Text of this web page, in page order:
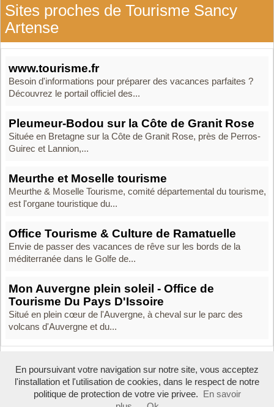
Sites proches de Tourisme Sancy
Artense
www.tourisme.fr
Besoin d'informations pour préparer des vacances parfaites ?
Découvrez le portail officiel des...
Pleumeur-Bodou sur la Côte de Granit Rose
Située en Bretagne sur la Côte de Granit Rose, près de Perros-
Guirec et Lannion,...
Meurthe et Moselle tourisme
Meurthe & Moselle Tourisme, comité départemental du tourisme,
est l'organe touristique du...
Office Tourisme & Culture de Ramatuelle
Envie de passer des vacances de rêve sur les bords de la
méditerranée dans le Golfe de...
Mon Auvergne plein soleil - Office de
Tourisme Du Pays D'Issoire
Situé en plein cœur de l'Auvergne, à cheval sur le parc des
volcans d'Auvergne et du...
Boosté par Arfooo 2.02 - © 2007 - 2016 -Contact -Mentions legales
Tous droits réservés
En poursuivant votre navigation sur notre site, vous acceptez
l'installation et l'utilisation de cookies, dans le respect de notre
politique de protection de votre vie privee.
En savoir